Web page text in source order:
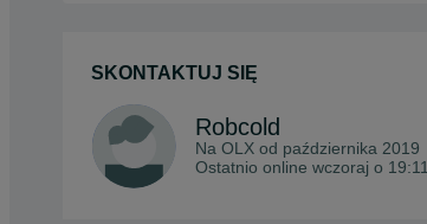
SKONTAKTUJ SIĘ
Robcold
Na OLX od października 2019
Ostatnio online wczoraj o 19:11